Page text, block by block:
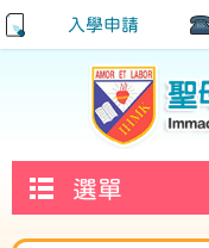
入學申請
選單